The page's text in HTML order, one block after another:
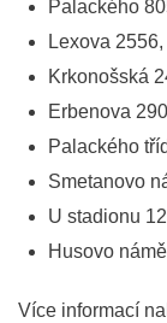
Palackého
Lexova
Krkonošská
Erbenova
Palackého
Smetanovo
U stadionu
Husovo
Více informací